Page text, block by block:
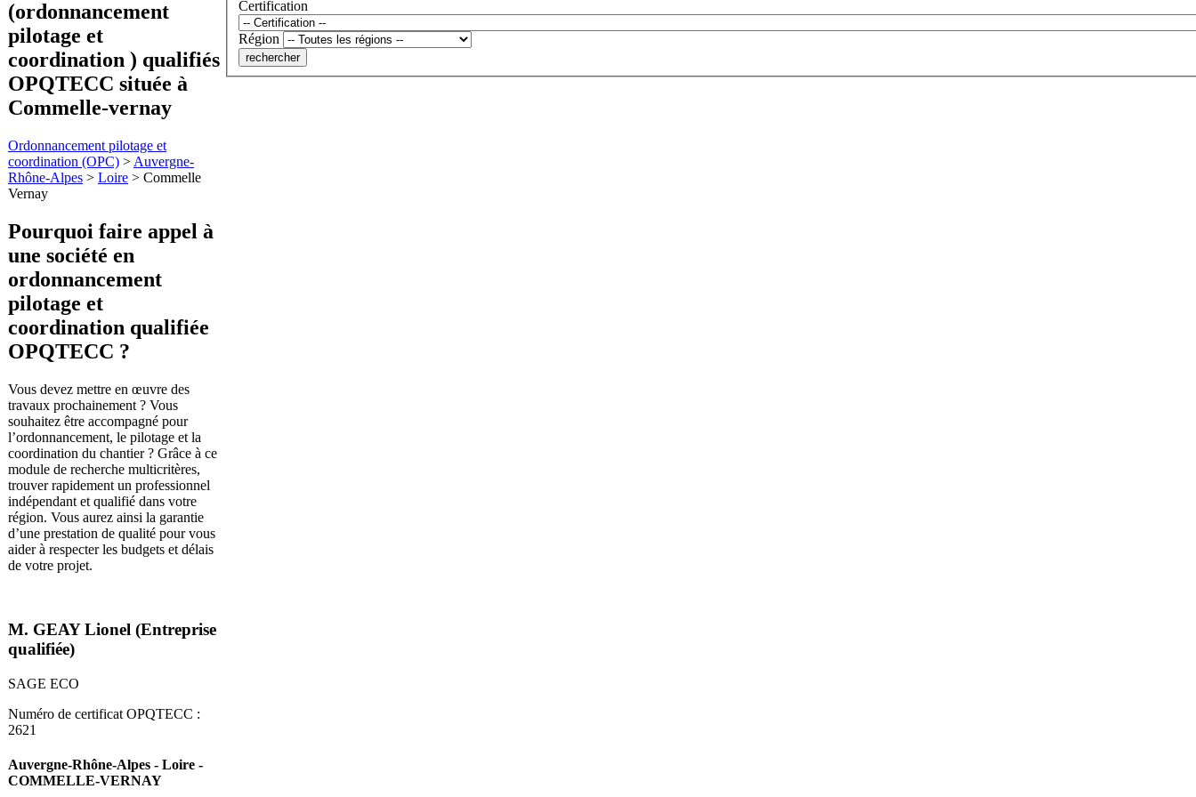
(ordonnancement
pilotage et
coordination ) qualifiés
OPQTECC située à
Commelle-vernay
Ordonnancement pilotage et
coordination (OPC) > Auvergne-
Rhône-Alpes > Loire > Commelle
Vernay
Pourquoi faire appel à
une société en
ordonnancement
pilotage et
coordination qualifiée
OPQTECC ?
Vous devez mettre en œuvre des
travaux prochainement ? Vous
souhaitez être accompagné pour
l’ordonnancement, le pilotage et la
coordination du chantier ? Grâce à ce
module de recherche multicritères,
trouver rapidement un professionnel
indépendant et qualifié dans votre
région. Vous aurez ainsi la garantie
d’une prestation de qualité pour vous
aider à respecter les budgets et délais
de votre projet.
M. GEAY Lionel (Entreprise
qualifiée)
SAGE ECO
Numéro de certificat OPQTECC :
2621
Auvergne-Rhône-Alpes - Loire -
COMMELLE-VERNAY
Certification
Région